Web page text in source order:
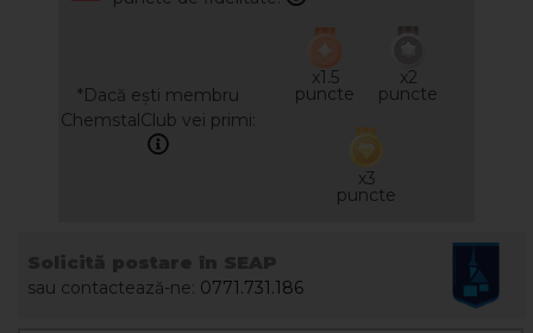
*Dacă ești membru
ChemstalClub vei primi:
x1.5
puncte
x2
puncte
x3
puncte
sau contactează-ne: 0771.731.186